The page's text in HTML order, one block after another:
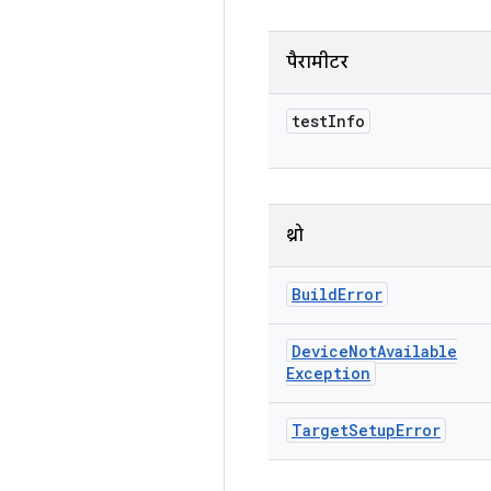
पैरामीटर
testInfo
थ्रो
BuildError
DeviceNotAvailable
Exception
TargetSetupError